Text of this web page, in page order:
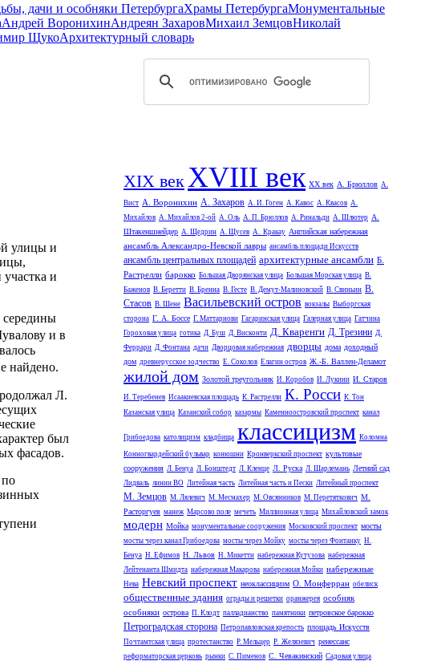
дачи и особняки ПетербургаХрамы ПетербургаМонументальные
Андрей ВоронихинАндреян ЗахаровМихаил ЗемцовНиколай
ЩукоАрхитектурный словарь
улицы и
и
середины
и в
найдено.
Л.
был
фасадов.
XIX век XVIII век XX век А. Брюллов А.
Вист А. Воронихин А. Захаров А. И. Гоген А. Кавос А. Квасов А.
Михайлов А. Михайлов 2-ой А. Оль А. П. Брюллов А. Ринальди А. Шлютер А.
Штакеншнейдер А. Щедрин А. Щусев А. Кракау Английская набережная
ансамбль Александро-Невской лавры ансамбль площади Искусств
ансамбль центральных площадей архитектурные ансамбли Б.
Растрелли барокко Большая Дворянская улица Большая Морская улица В.
Баженов В. Беретти В. Бренна В. Гесте В. Демут-Малиновский В. Свиньин В.
Стасов В. Шене Васильевский остров вокзалы Выборгская
сторона Г. А. Боссе Г. Маттарнови Гагаринская улица Галерная улица Гатчина
Гороховая улица готика Д. Буш Д. Висконти Д. Кваренги Д. Трезини Д.
Феррари Д. Фонтана дачи Дворцовая набережная дворцы дома доходный
дом древнерусское зодчество Е. Соколов Елагин остров Ж.-Б. Валлен-Деламот
жилой дом Золотой треугольник И. Коробов И. Лукини И. Старов
И. Теребенев Исаакиевская площадь К. Растрелли К. Росси К. Тон
Казанская улица Казанский собор казармы Каменноостровский проспект канал
Грибоедова католицизм кладбища классицизм Коломна
Конногвардейский бульвар конюшни Кронверкский проспект культовые
сооружения Л. Бенуа Л. Бонштедт Л. Кленце Л. Руска Л. Шарлемань Летний сад
Лидваль линии ВО Литейная часть Литейная часть и Пески Литейный проспект
М. Земцов М. Лялевич М. Месмахер М. Овсянников М. Перетяткович М.
Расторгуев манеж Марсово поле мечеть Миллионная улица Михайловский замок
модерн Мойка монументальные сооружения Московский проспект мосты
мосты через канал Грибоедова мосты через Мойку мосты через Фонтанку Н.
Бенуа Н. Ефимов Н. Львов Н. Микетти набережная Кутузова набережная
Лейтенанта Шмидта набережная Макарова набережная Мойки набережные
Нева Невский проспект неоклассицизм О. Монферран обелиск
общественные здания ограды и решетки оранжерея особняк
особняки острова П. Клодт палладианство памятники петровское барокко
Петроградская сторона Петропавловская крепость площадь Искусств
Почтамтская улица протестанство Р. Мельцер Р. Желязевич ренессанс
реформаторская церковь рынки С. Пименов С. Чевакинский Садовая улица